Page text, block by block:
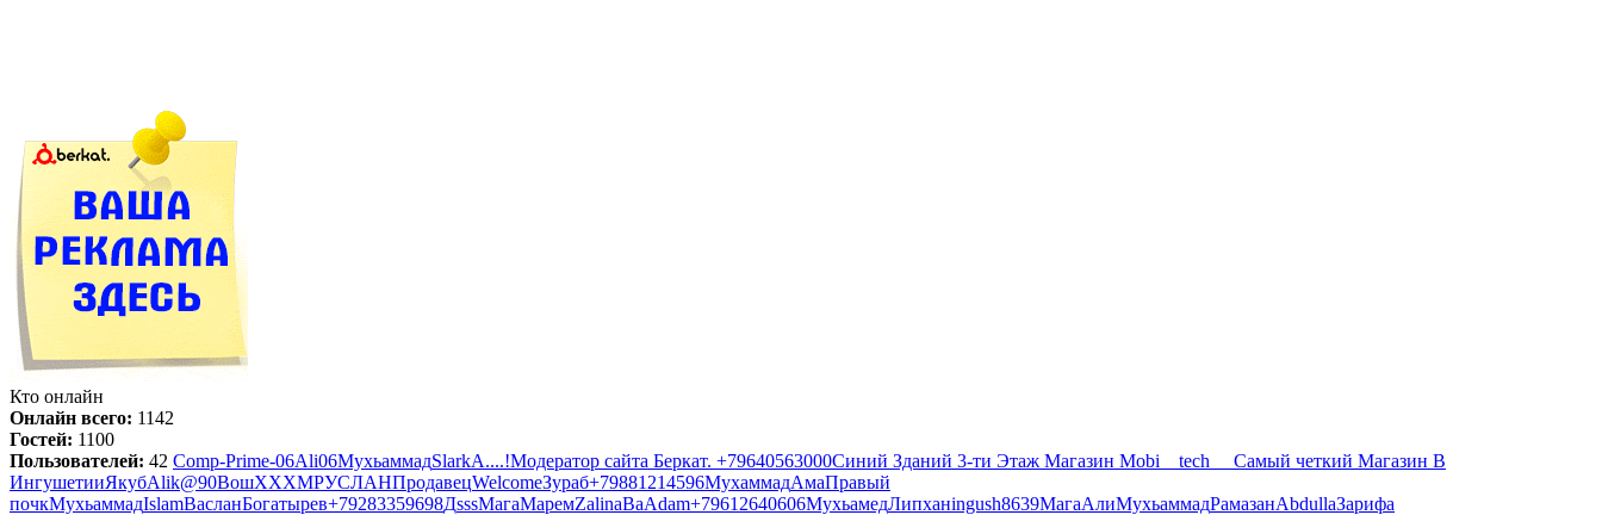
Кто онлайн
Онлайн всего: 1142
Гостей: 1100
Пользователей: 42 Comp-Prime-06Ali06МухьаммадSlarkА....!Модератор сайта Беркат. +79640563000Синий Зданий 3-ти Этаж Магазин Mobi__tech__ Самый четкий Магазин В
ИнгушетииЯкубAlik@90ВошХХХМРУСЛАНПродавецWelcomeЗураб+79881214596МухаммадАмаПравый
почкМухьаммадIslamВасланБогатырев+79283359698ДsssМагаМаремZalinaВаAdam+79612640606МухьамедЛипханingush8639МагаАлиМухьаммадРамазанAbdullaЗарифа